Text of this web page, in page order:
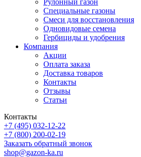
Специальные газоны
Смеси для восстановления
Одновидовые семена
Гербициды и удобрения
Компания
Акции
Оплата заказа
Доставка товаров
Контакты
Отзывы
Статьи
Контакты
+7 (495) 032-12-22
+7 (800) 200-02-19
Заказать обратный звонок
shop@gazon-ka.ru